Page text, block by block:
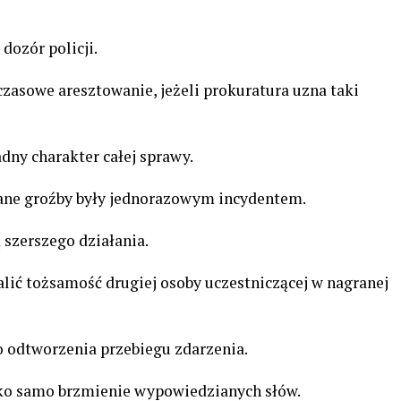
dozór policji.
aresztowanie, jeżeli prokuratura uzna taki
charakter całej sprawy.
groźby były jednorazowym incydentem.
działania.
tożsamość drugiej osoby uczestniczącej w nagranej
odtworzenia przebiegu zdarzenia.
samo brzmienie wypowiedzianych słów.